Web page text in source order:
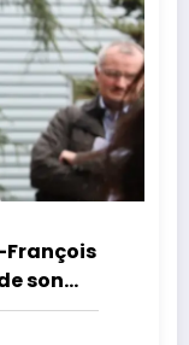
François
son